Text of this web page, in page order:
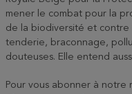
mener le combat pour la
de la biodiversité et contre
tenderie, braconnage,
douteuses. Elle entend
Pour vous abonner à notre